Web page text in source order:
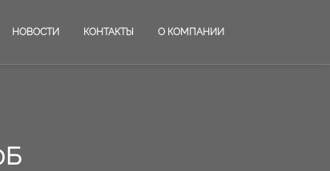
НОВОСТИ КОНТАКТЫ О КОМПАНИИ